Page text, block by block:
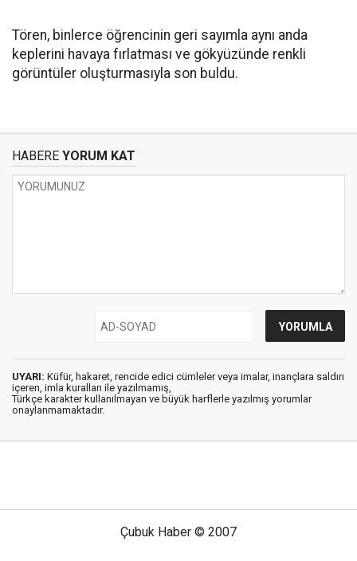
Tören, binlerce öğrencinin geri sayımla aynı anda
keplerini havaya fırlatması ve gökyüzünde renkli
görüntüler oluşturmasıyla son buldu.
HABERE YORUM KAT
UYARI: Küfür, hakaret, rencide edici cümleler veya imalar, inançlara saldırı
içeren, imla kuralları ile yazılmamış,
Türkçe karakter kullanılmayan ve büyük harflerle yazılmış yorumlar
onaylanmamaktadır.
Çubuk Haber © 2007